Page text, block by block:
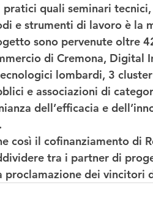
quali seminari
e strumenti di lavoro è la
sono pervenute oltre
di Cremona, Digital
lombardi, 3
e associazioni di
dell’efficacia e
così il cofinanziamento di
tra i partner di
proclamazione dei vincitori